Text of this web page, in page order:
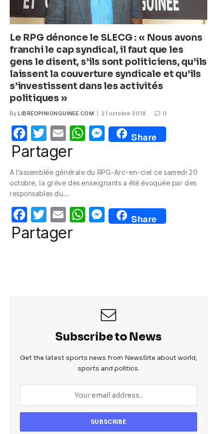
Le RPG dénonce le SLECG : « Nous avons
franchi le cap syndical, il faut que les
gens le disent, s’ils sont politiciens, qu’ils
laissent la couverture syndicale et qu’ils
s’investissent dans les activités
politiques »
By LIBREOPINIONGUINEE.COM 21 octobre 2018 0
F
a
e
b
o
o
k
T
w
itt
er
E
m
W
s
p
p
M
e
e
g
er
Share
Partager
A l’assemblée générale du RPG-Arc-en-ciel ce samedi 20
octobre, la grève des enseignants a été évoquée par des
responsables du…
F
a
T
w
itt
E
m
W M
e
er
Share
Partager
Subscribe to News
Get the latest sports news from NewsSite about world,
sports and politics.